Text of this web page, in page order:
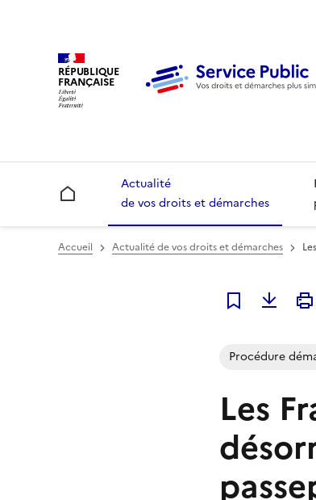
RÉPUBLIQUE
FRANÇAISE
Accueil
Actualité
de vos droits et démarches
Accueil Actualité de vos droits et démarches
Ajouter à mes
Procédure
Les